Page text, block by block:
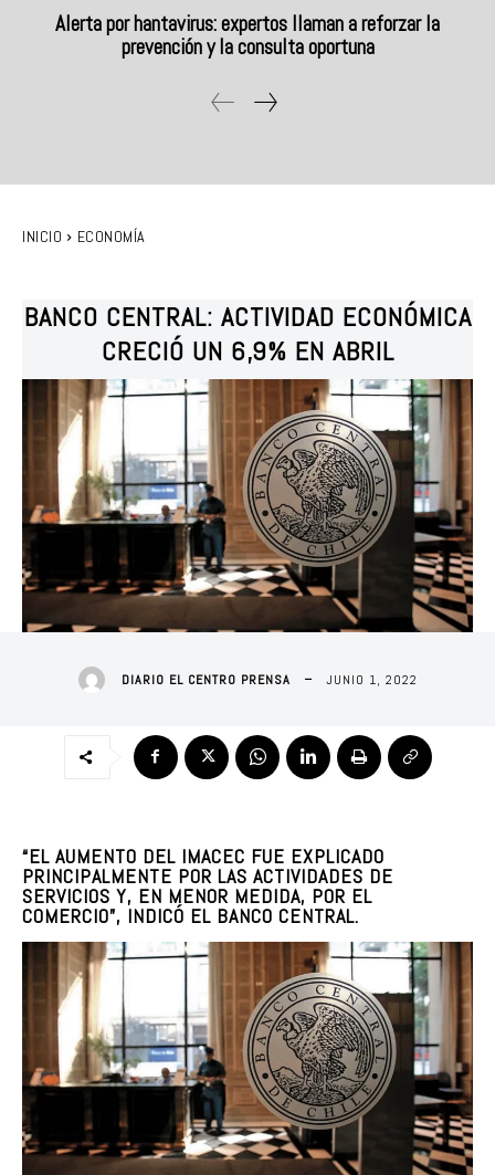
Alerta por hantavirus: expertos llaman a reforzar la
prevención y la consulta oportuna